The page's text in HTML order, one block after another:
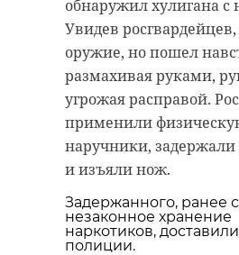
обнаружил хулигана с
Увидев
оружие, но пошел
размахивая руками,
угрожая расправой.
применили
наручники,
и изъяли нож.
Задержанного, ранее
незаконное хранение
наркотиков,
полиции.